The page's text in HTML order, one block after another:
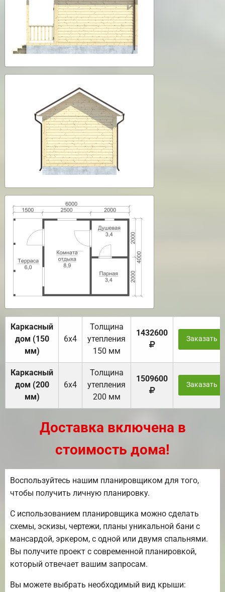
Каркасный
дом (150
мм)
6х4
Толщина
утепления
150 мм
1432600
Заказать
Каркасный
дом (200
мм)
6х4
Толщина
утепления
200 мм
1509600
Заказать
Доставка включена в
стоимость дома!
Воспользуйтесь нашим планировщиком для того,
чтобы получить личную планировку.
С использованием планировщика можно сделать
схемы, эскизы, чертежи, планы уникальной бани с
мансардой, эркером, с одной или двумя спальнями.
Вы получите проект с современной планировкой,
который отвечает вашим запросам.
Вы можете выбрать необходимый вид крыши: